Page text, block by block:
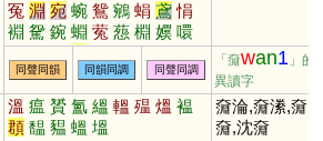
冤 淵 宛 蜿 鴛 鵷 蜎 鳶 悁
裫 駌 鋺 蜵 蒬 葾 棩 嬽 噮
同聲同韻 同韻同調 同聲同調
「奫wan1 」的
異讀字
溫 瘟 贇 氳 縕 轀 殟 熅 褞
頵 馧 豱 蝹 塭
奫淪,奫潫,奫
奫,沈奫